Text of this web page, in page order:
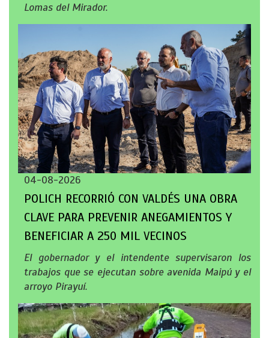
Lomas del Mirador.
04-08-2026
POLICH RECORRIÓ CON VALDÉS UNA OBRA
CLAVE PARA PREVENIR ANEGAMIENTOS Y
BENEFICIAR A 250 MIL VECINOS
El gobernador y el intendente supervisaron los
trabajos que se ejecutan sobre avenida Maipú y el
arroyo Pirayuí.